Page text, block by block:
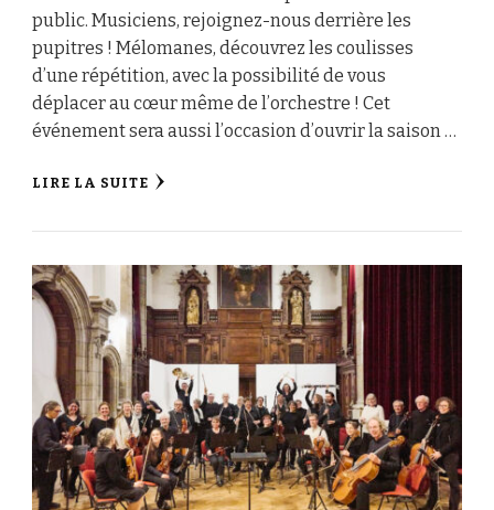
public. Musiciens, rejoignez-nous derrière les
pupitres ! Mélomanes, découvrez les coulisses
d’une répétition, avec la possibilité de vous
déplacer au cœur même de l’orchestre ! Cet
événement sera aussi l’occasion d’ouvrir la saison …
LIRE LA SUITE